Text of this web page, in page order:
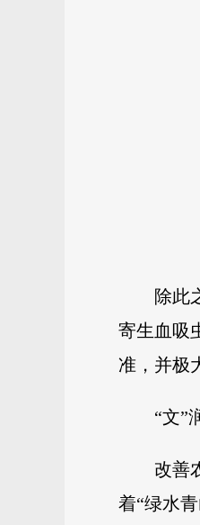
除此
寄生血吸
准，并极
“文”
改善
着“绿水